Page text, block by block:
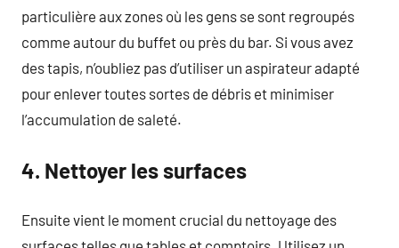
particulière aux zones où les gens se sont regroupés
comme autour du buffet ou près du bar. Si vous avez
des tapis, n’oubliez pas d’utiliser un aspirateur adapté
pour enlever toutes sortes de débris et minimiser
l’accumulation de saleté.
4. Nettoyer les surfaces
Ensuite vient le moment crucial du nettoyage des